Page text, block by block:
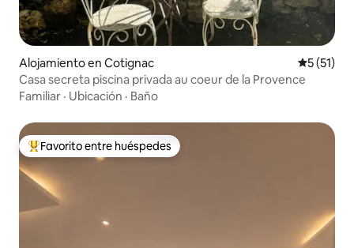
Alojamiento en Cotignac
5 (51)
Casa secreta piscina privada au coeur de la Provence
Familiar · Ubicación · Baño
Favorito entre huéspedes preferido
Favorito entre huéspedes